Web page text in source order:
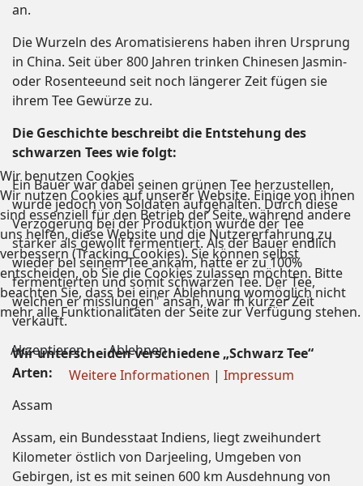
an.
Die Wurzeln des Aromatisierens haben ihren Ursprung
in China. Seit über 800 Jahren trinken Chinesen Jasmin-
oder Rosenteeund seit noch längerer Zeit fügen sie
ihrem Tee Gewürze zu.
Die Geschichte beschreibt die Entstehung des
schwarzen Tees wie folgt:
Ein Bauer war dabei seinen grünen Tee herzustellen,
wurde jedoch von Soldaten aufgehalten. Durch diese
Verzögerung bei der Produktion wurde der Tee
stärker als gewollt fermentiert. Als der Bauer endlich
wieder bei seinem Tee ankam, hatte er zu 100%
fermentierten und somit schwarzen Tee. Der Tee,
welchen er misslungen" ansah, war in kurzer Zeit
verkauft.
Wir unterscheiden verschiedene „Schwarz Tee“
Arten:
Assam
Assam, ein Bundesstaat Indiens, liegt zweihundert
Kilometer östlich von Darjeeling, Umgeben von
Gebirgen, ist es mit seinen 600 km Ausdehnung von
Wir benutzen Cookies
Wir nutzen Cookies auf unserer Website. Einige von ihnen
sind essenziell für den Betrieb der Seite, während andere
uns helfen, diese Website und die Nutzererfahrung zu
verbessern (Tracking Cookies). Sie können selbst
entscheiden, ob Sie die Cookies zulassen möchten. Bitte
beachten Sie, dass bei einer Ablehnung womöglich nicht
mehr alle Funktionalitäten der Seite zur Verfügung stehen.
Akzeptieren
Ablehnen
Weitere Informationen | Impressum